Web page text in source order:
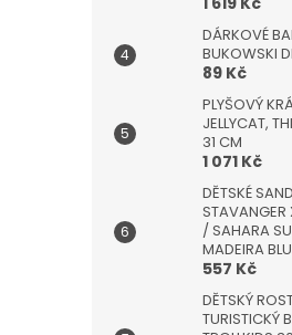
DÁRKOVÉ
BUKOWSKI
89 Kč
PLYŠOVÝ
JELLYCAT,
31 CM
1 071 Kč
DĚTSKÉ
STAVANGER
/ SAHARA
MADEIRA
557 Kč
DĚTSKÝ
TURISTICKÝ